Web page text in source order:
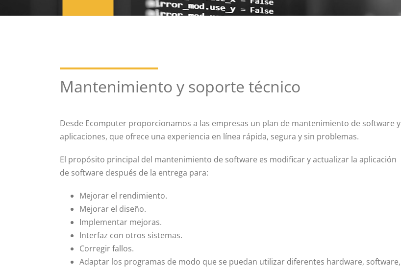
Mantenimiento y soporte técnico
Desde Ecomputer proporcionamos a las empresas un plan de mantenimiento de software y
aplicaciones, que ofrece una experiencia en línea rápida, segura y sin problemas.
El propósito principal del mantenimiento de software es modificar y actualizar la aplicación
de software después de la entrega para:
Mejorar el rendimiento.
Mejorar el diseño.
Implementar mejoras.
Interfaz con otros sistemas.
Corregir fallos.
Adaptar los programas de modo que se puedan utilizar diferentes hardware, software,